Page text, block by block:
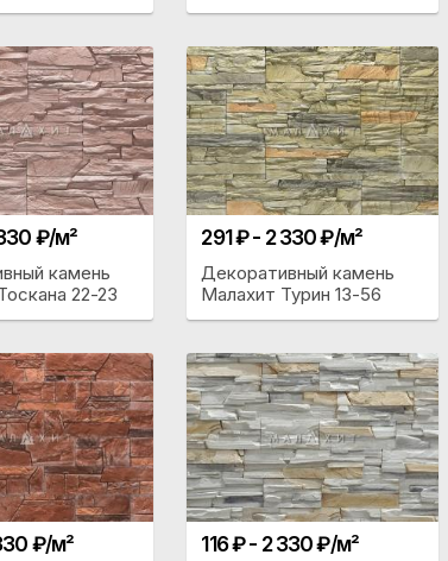
₽/м²
камень
22-23
291 ₽ - 2 330 ₽/м²
Декоративный камень
Малахит Турин 13-56
₽/м² 116 ₽ - 2 330 ₽/м²